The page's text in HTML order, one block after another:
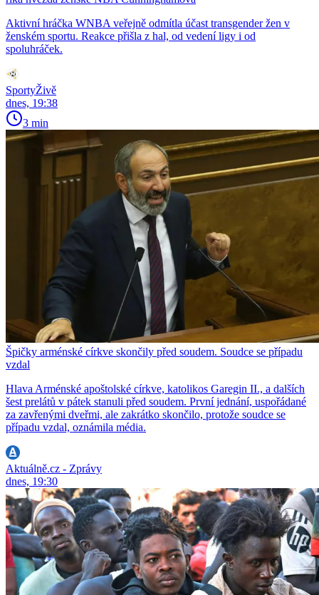
Aktivní hráčka WNBA veřejně odmítla účast transgender žen v
ženském sportu. Reakce přišla z hal, od vedení ligy i od
spoluhráček.
SportyŽivě
dnes, 19:38
3 min
Špičky arménské církve skončily před soudem. Soudce se případu
vzdal
Hlava Arménské apoštolské církve, katolikos Garegin II., a dalších
šest prelátů v pátek stanuli před soudem. První jednání, uspořádané
za zavřenými dveřmi, ale zakrátko skončilo, protože soudce se
případu vzdal, oznámila média.
Aktuálně.cz - Zprávy
dnes, 19:30